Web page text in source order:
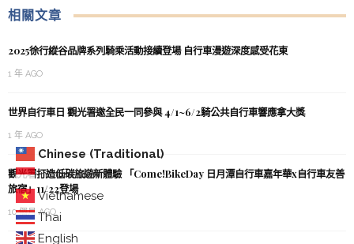
Chinese (Traditional)
Indonesian
Vietnamese
Thai
English
相關文章
2025徐行縱谷品牌系列騎乘活動接續登場 自行車漫遊深度感受花東
1 年 AGO
世界自行車日 觀光署邀全民一同參與 4/1~6/2騎公共自行車響應拿大獎
1 年 AGO
觀光署打造低碳旅遊新體驗 「Come!BikeDay 日月潭自行車嘉年華x自行車友善
旅宿」11/22登場
10 個月 AGO